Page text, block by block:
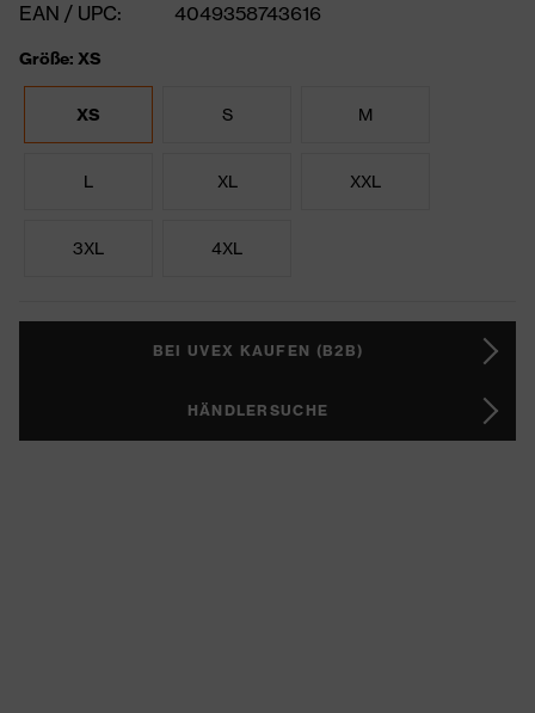
EAN / UPC:
4049358743616
Größe: XS
XS S M
L XL XXL
3XL 4XL
BEI UVEX KAUFEN (B2B)
HÄNDLERSUCHE